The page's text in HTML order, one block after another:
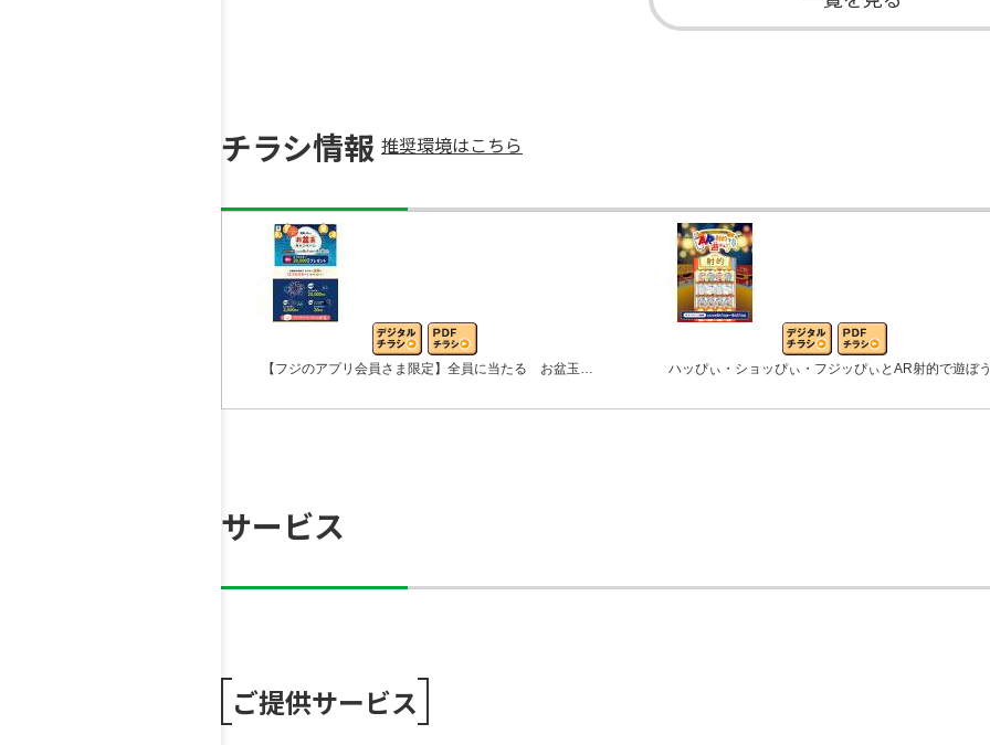
チラシ情報 推奨環境はこちら
【フジのアプリ会員さま限定】全員に当たる お盆玉… ハッぴぃ・ショッぴぃ・フジッぴぃとAR射的で遊ぼ
サービス
ご提供サービス